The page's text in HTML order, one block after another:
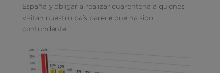
España y obligar a realizar cuarentena a quienes
visitan nuestro país parece que ha sido
contundente.